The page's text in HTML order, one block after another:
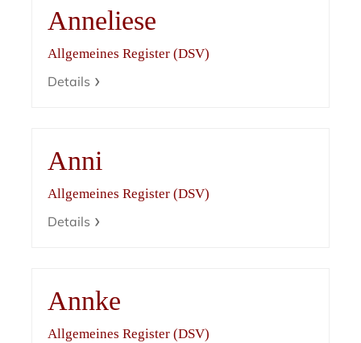
Anneliese
Allgemeines Register (DSV)
Details
Anni
Allgemeines Register (DSV)
Details
Annke
Allgemeines Register (DSV)